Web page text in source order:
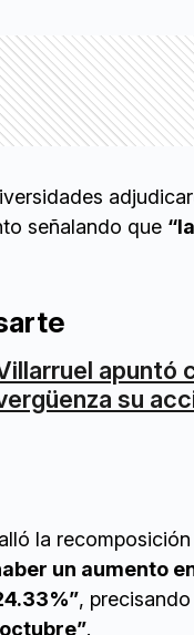
señalando que
apuntó
su
la
un aumento
,
.